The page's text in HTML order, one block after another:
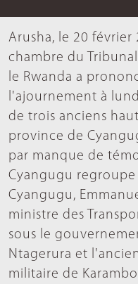
Arusha, le 20 février
chambre du
le Rwanda a
l'ajournement à
de trois anciens
province de
par manque de
Cyangugu
Cyangugu,
ministre des
sous le
Ntagerura et
militaire de